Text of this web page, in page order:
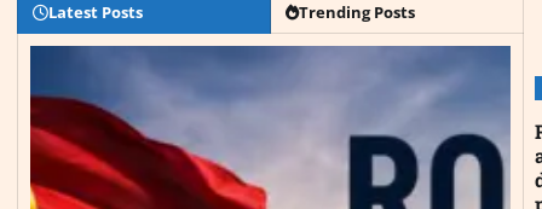
Latest Posts Trending Posts